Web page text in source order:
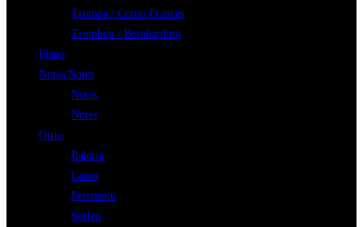
Trompa / Corno Francés
Trombón / Bombardino
Piano
Notas/Notes
Notas
Notes
Otros
Batería
Canto
Percusión
Solfeo